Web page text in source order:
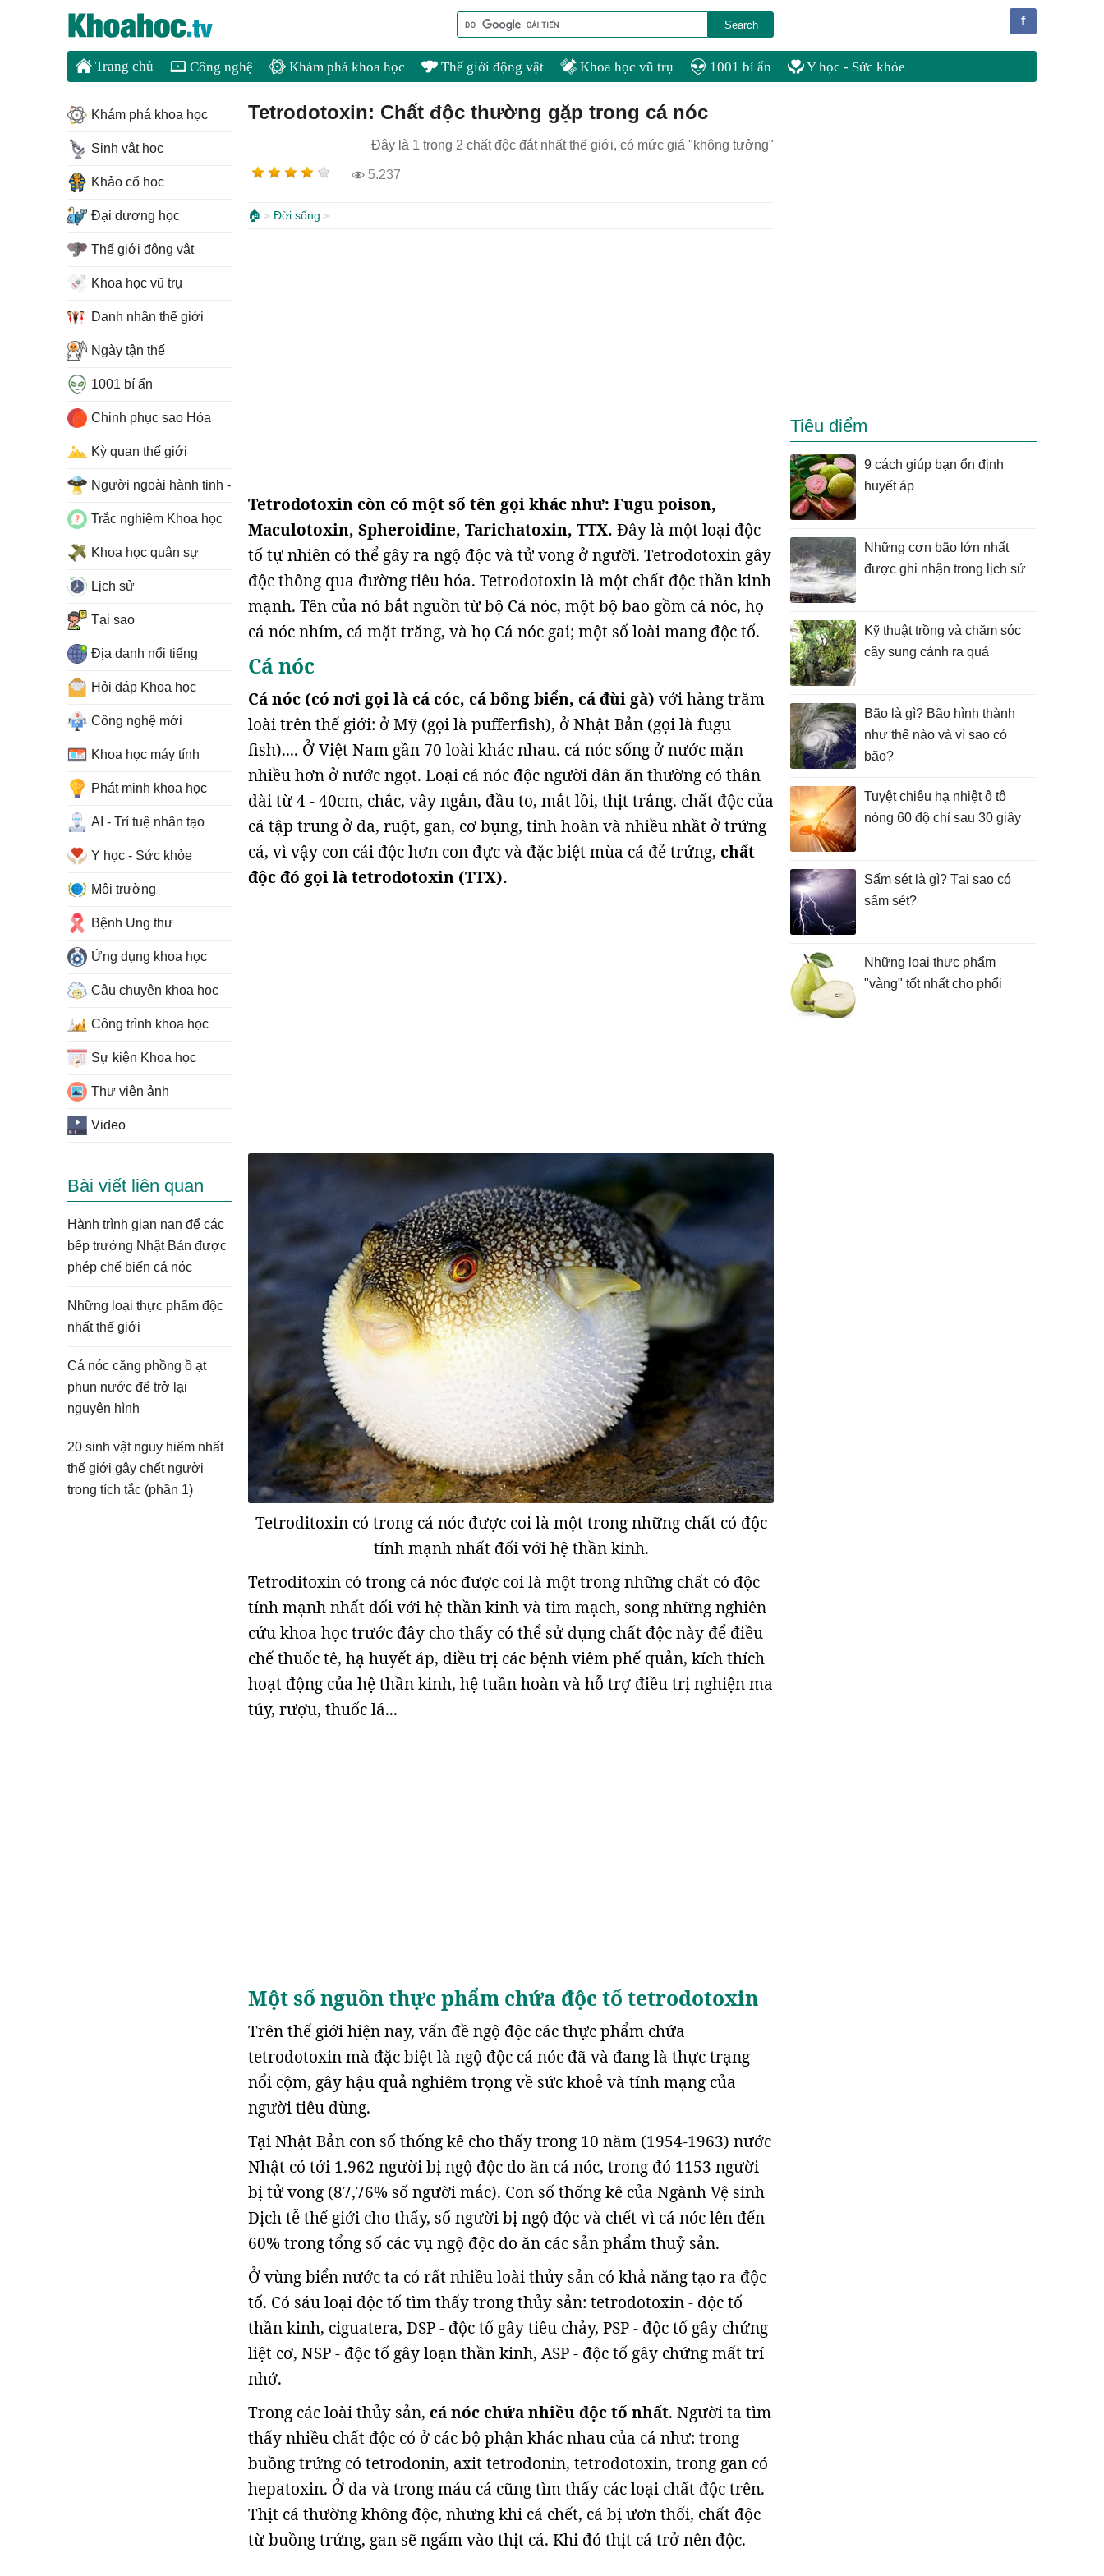
f
Trang chủ Công nghệ Khám phá khoa học Thế giới động vật Khoa học vũ trụ 1001 bí ẩn Y học - Sức khỏe
Tetrodotoxin: Chất độc thường gặp trong cá nóc
Đây là 1 trong 2 chất độc đắt nhất thế giới, có mức giá "không tưởng"
5.237
🏠 Đời sống
Tetrodotoxin còn có một số tên gọi khác như: Fugu poison,
Maculotoxin, Spheroidine, Tarichatoxin, TTX. Đây là một loại độc
tố tự nhiên có thể gây ra ngộ độc và tử vong ở người. Tetrodotoxin gây
độc thông qua đường tiêu hóa. Tetrodotoxin là một chất độc thần kinh
mạnh. Tên của nó bắt nguồn từ bộ Cá nóc, một bộ bao gồm cá nóc, họ
cá nóc nhím, cá mặt trăng, và họ Cá nóc gai; một số loài mang độc tố.
Cá nóc
Cá nóc (có nơi gọi là cá cóc, cá bống biển, cá đùi gà) với hàng trăm
loài trên thế giới: ở Mỹ (gọi là pufferfish), ở Nhật Bản (gọi là fugu
fish).... Ở Việt Nam gần 70 loài khác nhau. cá nóc sống ở nước mặn
nhiều hơn ở nước ngọt. Loại cá nóc độc người dân ăn thường có thân
dài từ 4 - 40cm, chắc, vây ngắn, đầu to, mắt lồi, thịt trắng. chất độc của
cá tập trung ở da, ruột, gan, cơ bụng, tinh hoàn và nhiều nhầt ở trứng
cá, vì vậy con cái độc hơn con đực và đặc biệt mùa cá đẻ trứng, chất
độc đó gọi là tetrodotoxin (TTX).
Tetroditoxin có trong cá nóc được coi là một trong những chất có độc
tính mạnh nhất đối với hệ thần kinh.
Tetroditoxin có trong cá nóc được coi là một trong những chất có độc
tính mạnh nhất đối với hệ thần kinh và tim mạch, song những nghiên
cứu khoa học trước đây cho thấy có thể sử dụng chất độc này để điều
chế thuốc tê, hạ huyết áp, điều trị các bệnh viêm phế quản, kích thích
hoạt động của hệ thần kinh, hệ tuần hoàn và hỗ trợ điều trị nghiện ma
túy, rượu, thuốc lá...
Một số nguồn thực phẩm chứa độc tố tetrodotoxin
Trên thế giới hiện nay, vấn đề ngộ độc các thực phẩm chứa
tetrodotoxin mà đặc biệt là ngộ độc cá nóc đã và đang là thực trạng
nổi cộm, gây hậu quả nghiêm trọng về sức khoẻ và tính mạng của
người tiêu dùng.
Tại Nhật Bản con số thống kê cho thấy trong 10 năm (1954-1963) nước
Nhật có tới 1.962 người bị ngộ độc do ăn cá nóc, trong đó 1153 người
bị tử vong (87,76% số người mắc). Con số thống kê của Ngành Vệ sinh
Dịch tễ thế giới cho thấy, số người bị ngộ độc và chết vì cá nóc lên đến
60% trong tổng số các vụ ngộ độc do ăn các sản phẩm thuỷ sản.
Ở vùng biển nước ta có rất nhiều loài thủy sản có khả năng tạo ra độc
tố. Có sáu loại độc tố tìm thấy trong thủy sản: tetrodotoxin - độc tố
thần kinh, ciguatera, DSP - độc tố gây tiêu chảy, PSP - độc tố gây chứng
liệt cơ, NSP - độc tố gây loạn thần kinh, ASP - độc tố gây chứng mất trí
nhớ.
Trong các loài thủy sản, cá nóc chứa nhiều độc tố nhất. Người ta tìm
thấy nhiều chất độc có ở các bộ phận khác nhau của cá như: trong
buồng trứng có tetrodonin, axit tetrodonin, tetrodotoxin, trong gan có
hepatoxin. Ở da và trong máu cá cũng tìm thấy các loại chất độc trên.
Thịt cá thường không độc, nhưng khi cá chết, cá bị ươn thối, chất độc
từ buồng trứng, gan sẽ ngấm vào thịt cá. Khi đó thịt cá trở nên độc.
Tiêu điểm
9 cách giúp bạn ổn định
huyết áp
Những cơn bão lớn nhất
được ghi nhận trong lịch sử
Kỹ thuật trồng và chăm sóc
cây sung cảnh ra quả
Bão là gì? Bão hình thành
như thế nào và vì sao có
bão?
Tuyệt chiêu hạ nhiệt ô tô
nóng 60 độ chỉ sau 30 giây
Sấm sét là gì? Tại sao có
sấm sét?
Những loại thực phẩm
"vàng" tốt nhất cho phổi
Khám phá khoa học
Sinh vật học
Khảo cổ học
Đại dương học
Thế giới động vật
Khoa học vũ trụ
Danh nhân thế giới
Ngày tận thế
1001 bí ẩn
Chinh phục sao Hỏa
Kỳ quan thế giới
Người ngoài hành tinh - UFO
Trắc nghiệm Khoa học
Khoa học quân sự
Lịch sử
Tại sao
Địa danh nổi tiếng
Hỏi đáp Khoa học
Công nghệ mới
Khoa học máy tính
Phát minh khoa học
AI - Trí tuệ nhân tạo
Y học - Sức khỏe
Môi trường
Bệnh Ung thư
Ứng dụng khoa học
Câu chuyện khoa học
Công trình khoa học
Sự kiện Khoa học
Thư viện ảnh
Video
Bài viết liên quan
Hành trình gian nan để các
bếp trưởng Nhật Bản được
phép chế biến cá nóc
Những loại thực phẩm độc
nhất thế giới
Cá nóc căng phồng ồ ạt
phun nước để trở lại
nguyên hình
20 sinh vật nguy hiểm nhất
thế giới gây chết người
trong tích tắc (phần 1)